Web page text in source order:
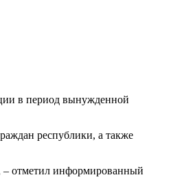
в период вынужденной
республики, а также
– отметил информированный